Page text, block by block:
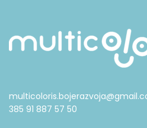
385 91 887 57 50